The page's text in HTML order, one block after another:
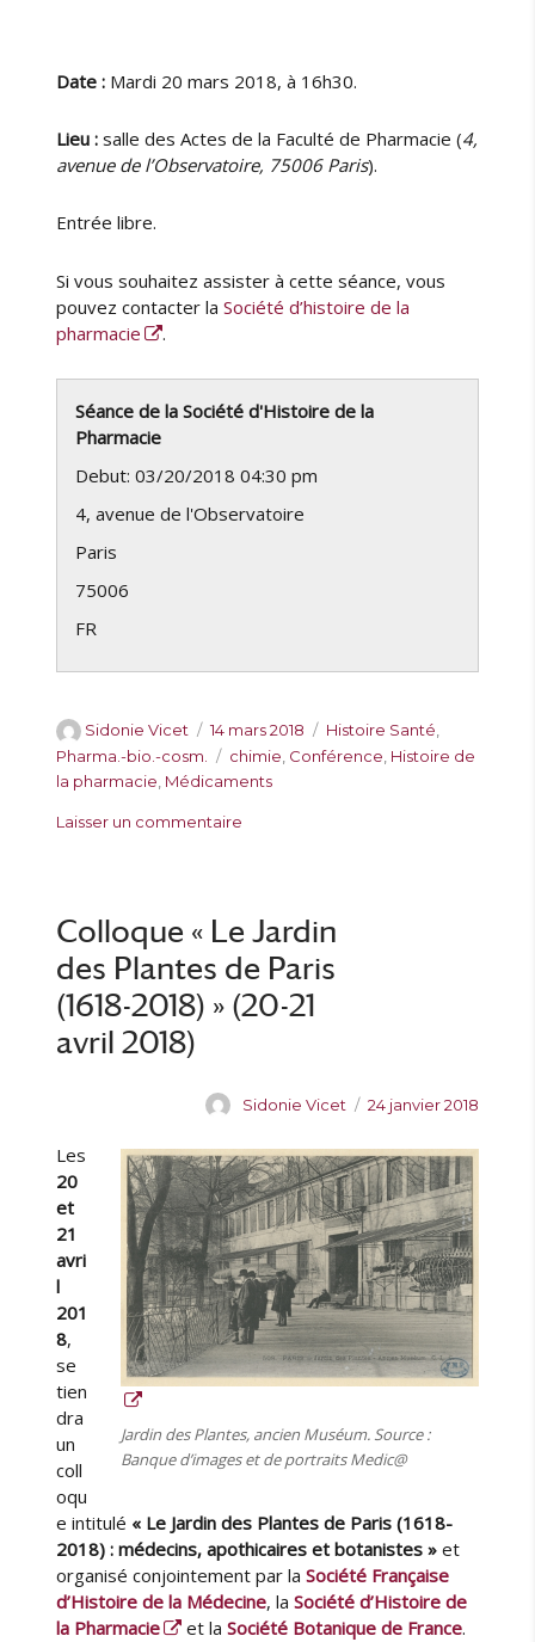
Date : Mardi 20 mars 2018, à 16h30.
Lieu :salle des Actes de la Faculté de Pharmacie (4,
avenue de l’Observatoire, 75006 Paris).
Entrée libre.
Si vous souhaitez assister à cette séance, vous
pouvez contacter laSociété d’histoire de la
pharmacie
.
Séance de la Société d'Histoire de la
Pharmacie
Debut: 03/20/2018 04:30 pm
4, avenue de l'Observatoire
Paris
75006
FR
A
u
t
u
Sidonie Vicet
P
u
b
i
14 mars 2018
C
a
e
Histoire Santé
Pharma.-bio.-cosm.
É
t
q
t
e
s
chimie Conférence Histoire de
la pharmacie Médicaments
Laisser un commentaire
o
c
h
a
e
é
a
n
e
d
e
a
S
0
/
0
3
Colloque « Le Jardin
des Plantes de Paris
(1618-2018) » (20-21
avril 2018)
A
t
e
u
r
Sidonie Vicet
P
b
l
i
é
l
e
24 janvier 2018
Jardin des Plantes, ancien Muséum. Source :
Banque d’images et de portraits Medic@
Les
20
et
21
avri
l
201
8,
se
tien
dra
un
coll
oqu
e intitulé « Le Jardin des Plantes de Paris (1618-
2018) : médecins, apothicaires et botanistes » et
organisé conjointement par laSociété Française
d’Histoire de la Médecine, laSociété d’Histoire de
la Pharmacie
et laSociété Botanique de France.